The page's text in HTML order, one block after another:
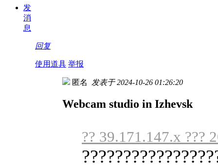
发
消
息
回复
使用道具 举报
匿名 发表于 2024-10-26 01:26:20
Webcam studio in Izhevsk
?? 39.171.147.x ???